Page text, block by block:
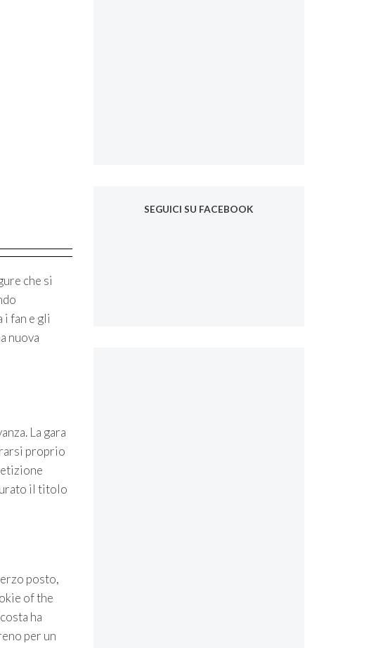
che si
fan e gli
nuova
La gara
proprio
il titolo
posto,
of the
ha
per un
SEGUICI SU FACEBOOK